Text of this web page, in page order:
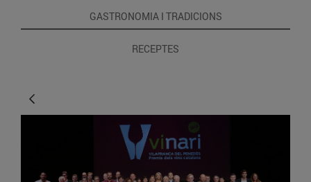
GASTRONOMIA I TRADICIONS
RECEPTES